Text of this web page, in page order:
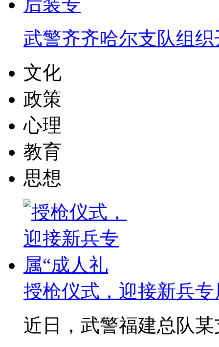
武警齐齐哈尔支队组
文化
政策
心理
教育
思想
授枪仪式，迎接新兵专
近日，武警福建总队